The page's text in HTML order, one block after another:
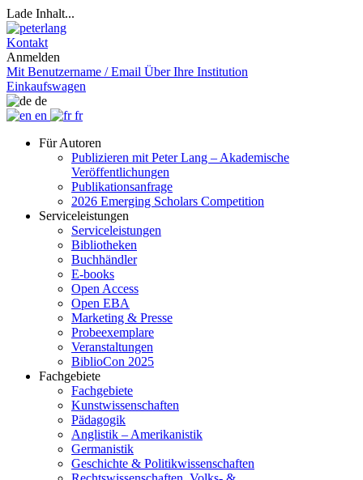
Lade Inhalt...
Kontakt
Anmelden
Mit Benutzername / Email Über Ihre Institution
Einkaufswagen
de
en
fr
Für Autoren
Publizieren mit Peter Lang – Akademische
Veröffentlichungen
Publikationsanfrage
2026 Emerging Scholars Competition
Serviceleistungen
Serviceleistungen
Bibliotheken
Buchhändler
E-books
Open Access
Open EBA
Marketing & Presse
Probeexemplare
Veranstaltungen
BiblioCon 2025
Fachgebiete
Fachgebiete
Kunstwissenschaften
Pädagogik
Anglistik – Amerikanistik
Germanistik
Geschichte & Politikwissenschaften